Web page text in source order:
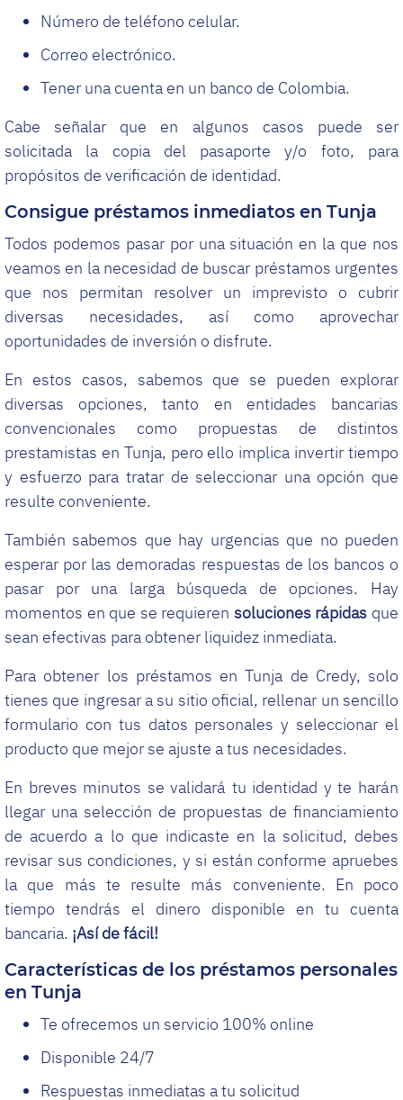
Número de teléfono celular.
Correo electrónico.
Tener una cuenta en un banco de Colombia.
Cabe señalar que en algunos casos puede ser
solicitada la copia del pasaporte y/o foto, para
propósitos de verificación de identidad.
Consigue préstamos inmediatos en Tunja
Todos podemos pasar por una situación en la que nos
veamos en la necesidad de buscar préstamos urgentes
que nos permitan resolver un imprevisto o cubrir
diversas necesidades, así como aprovechar
oportunidades de inversión o disfrute.
En estos casos, sabemos que se pueden explorar
diversas opciones, tanto en entidades bancarias
convencionales como propuestas de distintos
prestamistas en Tunja, pero ello implica invertir tiempo
y esfuerzo para tratar de seleccionar una opción que
resulte conveniente.
También sabemos que hay urgencias que no pueden
esperar por las demoradas respuestas de los bancos o
pasar por una larga búsqueda de opciones. Hay
momentos en que se requieren soluciones rápidas que
sean efectivas para obtener liquidez inmediata.
Para obtener los préstamos en Tunja de Credy, solo
tienes que ingresar a su sitio oficial, rellenar un sencillo
formulario con tus datos personales y seleccionar el
producto que mejor se ajuste a tus necesidades.
En breves minutos se validará tu identidad y te harán
llegar una selección de propuestas de financiamiento
de acuerdo a lo que indicaste en la solicitud, debes
revisar sus condiciones, y si están conforme apruebes
la que más te resulte más conveniente. En poco
tiempo tendrás el dinero disponible en tu cuenta
bancaria. ¡Así de fácil!
Características de los préstamos personales
en Tunja
Te ofrecemos un servicio 100% online
Disponible 24/7
Respuestas inmediatas a tu solicitud